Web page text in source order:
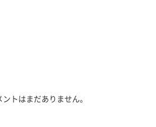
トはまだありません。